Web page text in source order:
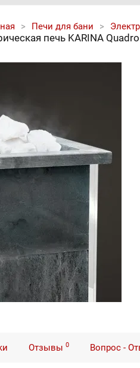
Печи для бани
печь KARINA
Отзывы 0 Вопрос -